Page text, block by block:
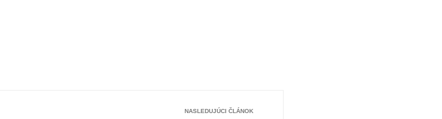
NASLEDUJÚCI ČLÁNOK